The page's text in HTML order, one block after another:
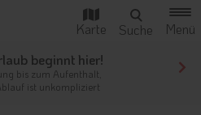
beginnt hier!
bis zum Aufenthalt,
ist unkompliziert